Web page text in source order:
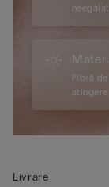
Fibră
Livrare